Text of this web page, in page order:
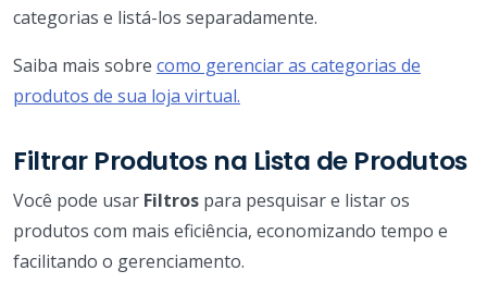
categorias e listá-los separadamente.
Saiba mais sobre como gerenciar as categorias de
produtos de sua loja virtual.
Filtrar Produtos na Lista de Produtos
Você pode usar Filtros para pesquisar e listar os
produtos com mais eficiência, economizando tempo e
facilitando o gerenciamento.